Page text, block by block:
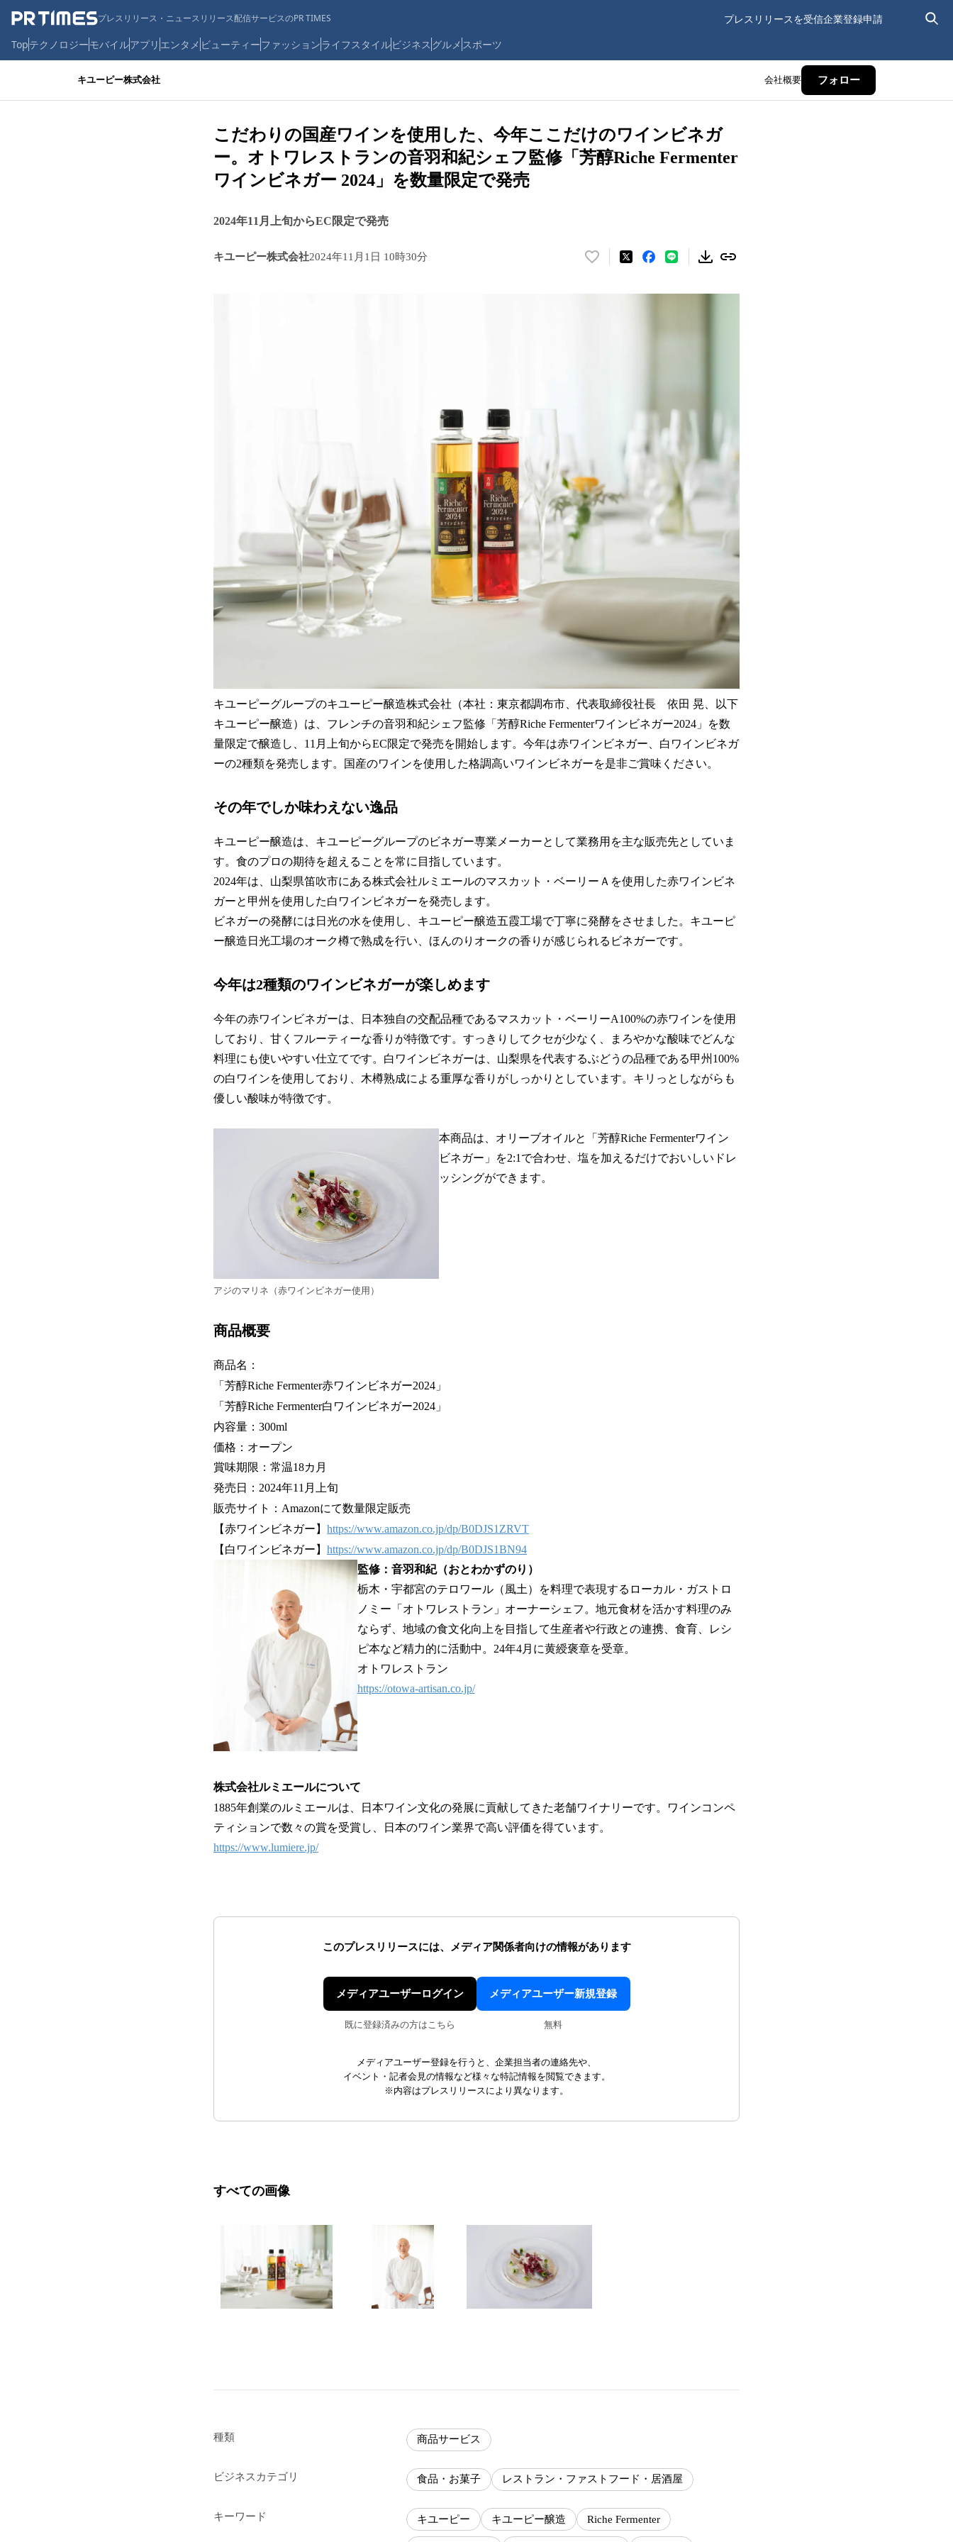
プレスリリース・ニュースリリース配信サービスのPR TIMES プレスリリースを受信企業登録申請
Topテクノロジーモバイルアプリ エンタメ ビューティーファッションライフスタイルビジネス グルメ スポーツ
キユーピー株式会社 会社概要 フォロー
こだわりの国産ワインを使用した、今年ここだけのワインビネガ
ー。オトワレストランの音羽和紀シェフ監修「芳醇Riche Fermenter
ワインビネガー 2024」を数量限定で発売
2024年11月上旬からEC限定で発売
キユーピー株式会社2024年11月1日 10時30分
い
キユーピーグループのキユーピー醸造株式会社（本社：東京都調布市、代表取締役社長 依田 晃、以下
キユーピー醸造）は、フレンチの音羽和紀シェフ監修「芳醇Riche Fermenterワインビネガー2024」を数
量限定で醸造し、11月上旬からEC限定で発売を開始します。今年は赤ワインビネガー、白ワインビネガ
ーの2種類を発売します。国産のワインを使用した格調高いワインビネガーを是非ご賞味ください。
その年でしか味わえない逸品
キユーピー醸造は、キユーピーグループのビネガー専業メーカーとして業務用を主な販売先としていま
す。食のプロの期待を超えることを常に目指しています。
2024年は、山梨県笛吹市にある株式会社ルミエールのマスカット・ベーリーＡを使用した赤ワインビネ
ガーと甲州を使用した白ワインビネガーを発売します。
ビネガーの発酵には日光の水を使用し、キユーピー醸造五霞工場で丁寧に発酵をさせました。キユーピ
ー醸造日光工場のオーク樽で熟成を行い、ほんのりオークの香りが感じられるビネガーです。
今年は2種類のワインビネガーが楽しめます
今年の赤ワインビネガーは、日本独自の交配品種であるマスカット・ベーリーA100%の赤ワインを使用
しており、甘くフルーティーな香りが特徴です。すっきりしてクセが少なく、まろやかな酸味でどんな
料理にも使いやすい仕立てです。白ワインビネガーは、山梨県を代表するぶどうの品種である甲州100%
の白ワインを使用しており、木樽熟成による重厚な香りがしっかりとしています。キリっとしながらも
優しい酸味が特徴です。
アジのマリネ（赤ワインビネガー使用）
本商品は、オリーブオイルと「芳醇Riche Fermenterワイン
ビネガー」を2:1で合わせ、塩を加えるだけでおいしいドレ
ッシングができます。
商品概要
商品名：
「芳醇Riche Fermenter赤ワインビネガー2024」
「芳醇Riche Fermenter白ワインビネガー2024」
内容量：300ml
価格：オープン
賞味期限：常温18カ月
発売日：2024年11月上旬
販売サイト：Amazonにて数量限定販売
【赤ワインビネガー】 https://www.amazon.co.jp/dp/B0DJS1ZRVT
【白ワインビネガー】 https://www.amazon.co.jp/dp/B0DJS1BN94
監修：音羽和紀（おとわかずのり）
栃木・宇都宮のテロワール（風土）を料理で表現するローカル・ガストロ
ノミー「オトワレストラン」オーナーシェフ。地元食材を活かす料理のみ
ならず、地域の食文化向上を目指して生産者や行政との連携、食育、レシ
ピ本など精力的に活動中。24年4月に黄綬褒章を受章。
オトワレストラン
https://otowa-artisan.co.jp/
株式会社ルミエールについて
1885年創業のルミエールは、日本ワイン文化の発展に貢献してきた老舗ワイナリーです。ワインコンペ
ティションで数々の賞を受賞し、日本のワイン業界で高い評価を得ています。
https://www.lumiere.jp/
このプレスリリースには、 メディア関係者向けの情報があります
メディアユーザーログイン
既に登録済みの方はこちら
メディアユーザー新規登録
無料
メディアユーザー登録を行うと、企業担当者の連絡先や、
イベント・記者会見の情報など様々な特記情報を閲覧できます。
※内容はプレスリリースにより異なります。
すべての画像
種類 商品サービス
ビジネスカテゴリ 食品・お菓子 レストラン・ファストフード・居酒屋
キーワード キユーピー キユーピー醸造 Riche Fermenter